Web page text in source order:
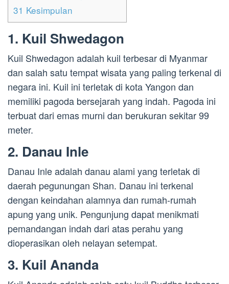
31 Kesimpulan
1. Kuil Shwedagon
Kuil Shwedagon adalah kuil terbesar di Myanmar
dan salah satu tempat wisata yang paling terkenal di
negara ini. Kuil ini terletak di kota Yangon dan
memiliki pagoda bersejarah yang indah. Pagoda ini
terbuat dari emas murni dan berukuran sekitar 99
meter.
2. Danau Inle
Danau Inle adalah danau alami yang terletak di
daerah pegunungan Shan. Danau ini terkenal
dengan keindahan alamnya dan rumah-rumah
apung yang unik. Pengunjung dapat menikmati
pemandangan indah dari atas perahu yang
dioperasikan oleh nelayan setempat.
3. Kuil Ananda